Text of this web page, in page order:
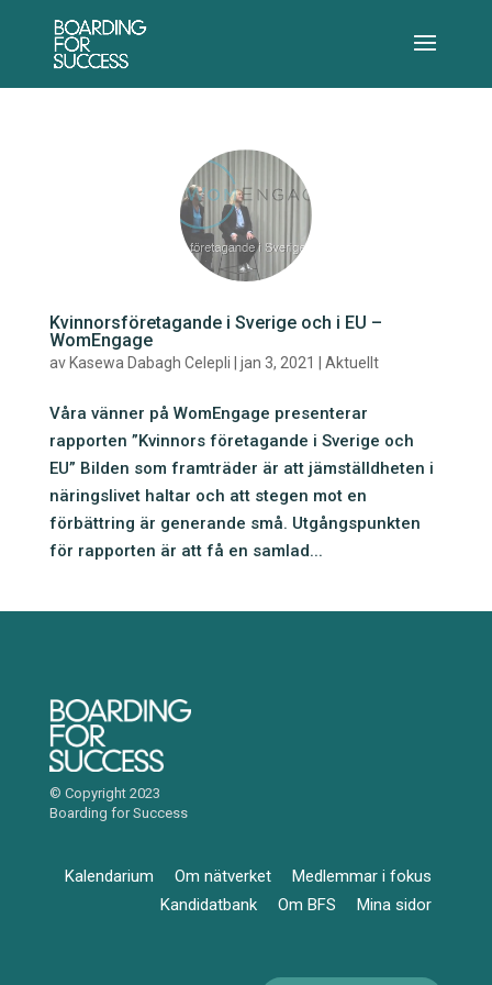
Kvinnorsföretagande i Sverige och i EU –
WomEngage
av Kasewa Dabagh Celepli jan 3, 2021 Aktuellt
Våra vänner på WomEngage presenterar
rapporten ”Kvinnors företagande i Sverige och
EU” Bilden som framträder är att jämställdheten i
näringslivet haltar och att stegen mot en
förbättring är generande små. Utgångspunkten
för rapporten är att få en samlad...
© Copyright 2023
Boarding for Success
Kalendarium Om nätverket
Medlemmar i fokus
Kandidatbank
Om BFS Mina sidor